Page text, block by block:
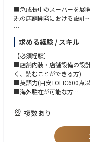
■急成長中のスーパーを展
規の店舗開発における設計
-▼概要詳細
・店舗設計に関する実務：
設計監理責任者(図面作成は
・店舗建設に関する実務：
ト、品質の責任者
・建設関連に関する家主と
能)
・営業本部長、営業各部門
求める経験 / スキル
【必須経験】
■店舗内装・店舗設備の設
く、読むことができる方)
■英語力(目安TOEIC600点
■海外駐在が可能な方
【歓迎】
■デザイン知識よりも設備
■不動産関連の知識
複数あり